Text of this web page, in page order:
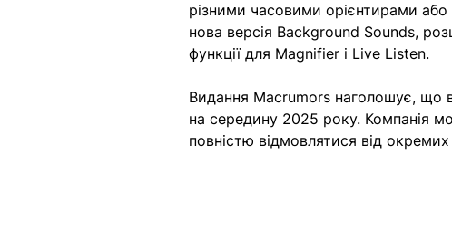
різними часовими орієнтирами
нова версія Background Sounds,
функції для Magnifier і Live Listen.
Видання Macrumors наголошує, що
на середину 2025 року. Компанія
повністю відмовлятися від